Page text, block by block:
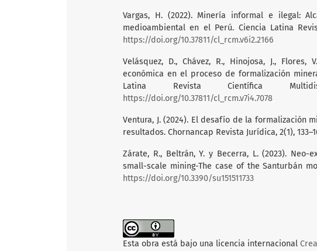
Vargas, H. (2022). Minería informal e ilegal:
medioambiental en el Perú. Ciencia Latina
https://doi.org/10.37811/cl_rcm.v6i2.2166
Velásquez, D., Chávez, R., Hinojosa, J., Flores,
económica en el proceso de formalización
Latina Revista Científica
https://doi.org/10.37811/cl_rcm.v7i4.7078
Ventura, J. (2024). El desafío de la formalización
resultados. Chornancap Revista Jurídica, 2(1),
Zárate, R., Beltrán, Y. y Becerra, L. (2023).
small-scale mining-The case of the Santurbán
https://doi.org/10.3390/su151511733
Esta obra está bajo una licencia internacional